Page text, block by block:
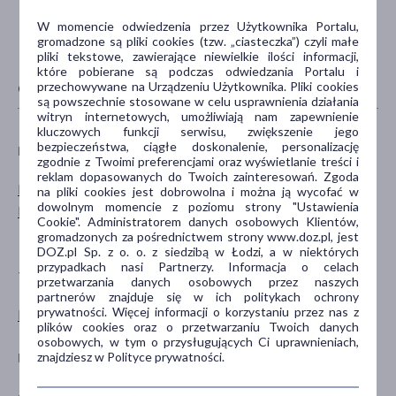
CECHY PRODUKTU
PŁEĆ
Mężczyzna
Kobieta
WIEK
dla młodzieży
dla dorosłych
dla seniorów
TYP PRODUKTU
Kosmetyk
POSTAĆ
maseczka
DZIAŁANIE/WŁAŚCIWOŚCI CZĘŚĆ CIAŁA
W momencie odwiedzenia przez Użytkownika Portalu,
gromadzone są pliki cookies (tzw. „ciasteczka”) czyli małe
pliki tekstowe, zawierające niewielkie ilości informacji,
które pobierane są podczas odwiedzania Portalu i
przechowywane na Urządzeniu Użytkownika. Pliki cookies
są powszechnie stosowane w celu usprawnienia działania
witryn internetowych, umożliwiają nam zapewnienie
kluczowych funkcji serwisu, zwiększenie jego
bezpieczeństwa, ciągłe doskonalenie, personalizację
zgodnie z Twoimi preferencjami oraz wyświetlanie treści i
reklam dopasowanych do Twoich zainteresowań. Zgoda
na pliki cookies jest dobrowolna i można ją wycofać w
dowolnym momencie z poziomu strony "Ustawienia
Cookie". Administratorem danych osobowych Klientów,
gromadzonych za pośrednictwem strony www.doz.pl, jest
DOZ.pl Sp. z o. o. z siedzibą w Łodzi, a w niektórych
przypadkach nasi Partnerzy. Informacja o celach
przetwarzania danych osobowych przez naszych
partnerów znajduje się w ich politykach ochrony
prywatności. Więcej informacji o korzystaniu przez nas z
plików cookies oraz o przetwarzaniu Twoich danych
osobowych, w tym o przysługujących Ci uprawnieniach,
znajdziesz w Polityce prywatności.